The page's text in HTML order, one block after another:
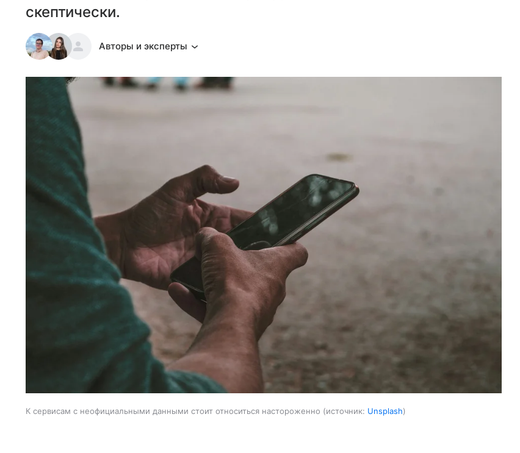
скептически.
Авторы и эксперты
К сервисам с неофициальными данными стоит относиться настороженно источник: Unsplash